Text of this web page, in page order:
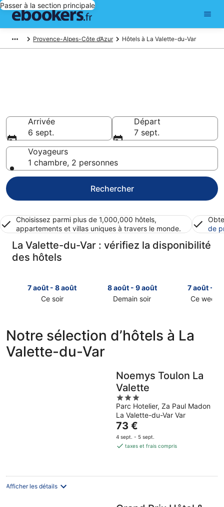
Passer à la section principale
Provence-Alpes-Côte d’Azur Hôtels à La Valette-du-Var
Arrivée
6 sept.
Départ
7 sept.
Voyageurs
1 chambre, 2 personnes
Rechercher
Choisissez parmi plus de 1,000,000 hôtels,
appartements et villas uniques à travers le monde.
de
La Valette-du-Var : vérifiez la disponibilité
des hôtels
7 août - 8 août
Ce soir
à
La
Valette-
8 août - 9 août
Demain soir
prix
à
La
pour
demain
soir,
août
7 août - 9
Ce week-
à
Var
week-
end,
Notre sélection d’hôtels à La
Valette-du-Var
Noemys Toulon La
Valette
3
out
of
5
Parc Hotelier, Za Paul Madon
La Valette-du-Var Var
Le
prix
est
par
73 €
4 sept. - 5 sept.
taxes et frais compris
Afficher les détails